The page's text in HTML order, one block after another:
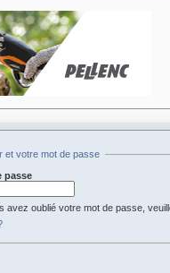
et votre mot de passe
passe
oublié votre mot de passe,